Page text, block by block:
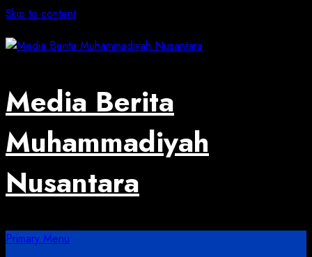
Skip to content
Media Berita
Muhammadiyah
Nusantara
Primary Menu